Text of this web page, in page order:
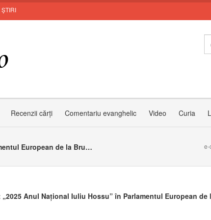
Recenzii cărți Comentariu evanghelic Video Curia
Eveniment „2025 Anul Național Iuliu Hossu” în Parlamentul European de la Bruxelles e-
„2025 Anul Național Iuliu Hossu” în Parlamentul European de